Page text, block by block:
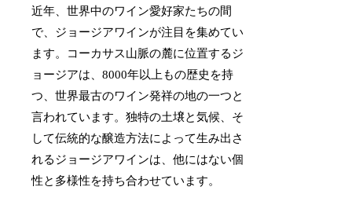
近年、世界中のワイン愛好家たちの間
で、ジョージアワインが注目を集めてい
ます。コーカサス山脈の麓に位置するジ
ョージアは、8000年以上もの歴史を持
つ、世界最古のワイン発祥の地の一つと
言われています。独特の土壌と気候、そ
して伝統的な醸造方法によって生み出さ
れるジョージアワインは、他にはない個
性と多様性を持ち合わせています。